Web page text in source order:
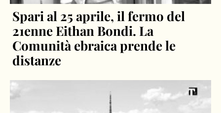
Spari al 25 aprile, il fermo del
21enne Eithan Bondi. La
Comunità ebraica prende le
distanze